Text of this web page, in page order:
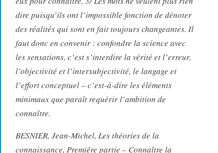
dire puisqu’ils ont l’impossible fonction de dénoter
des réalités qui sont en fait toujours changeantes. Il
faut donc en convenir : confondre la science avec
les sensations, c’est s’interdire la vérité et l’erreur,
l’objectivité et l’intersubjectivité, le langage et
l’effort conceptuel – c’est-à-dire les éléments
minimaux que paraît requérir l’ambition de
connaître.
BESNIER, Jean-Michel, Les théories de la
connaissance, Première partie – Connaître la